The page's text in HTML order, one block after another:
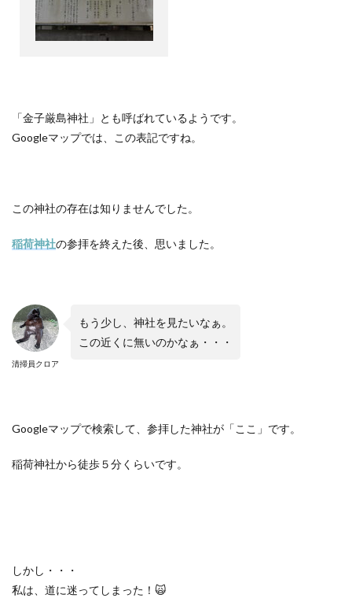
「金子厳島神社」とも呼ばれているようです。
Googleマップでは、この表記ですね。
この神社の存在は知りませんでした。
稲荷神社の参拝を終えた後、思いました。
清掃員クロア
もう少し、神社を見たいなぁ。
この近くに無いのかなぁ・・・
Googleマップで検索して、参拝した神社が「ここ」です。
稲荷神社から徒歩５分くらいです。
しかし・・・
私は、道に迷ってしまった！ 🙀